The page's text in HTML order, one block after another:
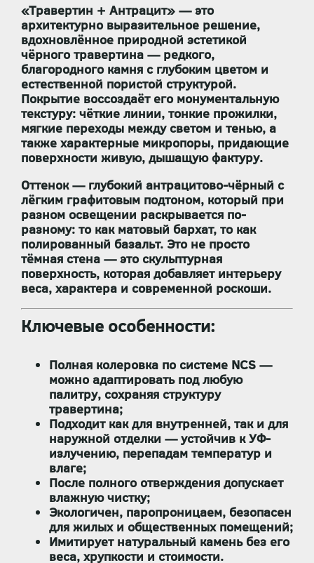
«Травертин + Антрацит» — это
архитектурно выразительное решение,
вдохновлённое природной эстетикой
чёрного травертина — редкого,
благородного камня с глубоким цветом и
естественной пористой структурой.
Покрытие воссоздаёт его монументальную
текстуру: чёткие линии, тонкие прожилки,
мягкие переходы между светом и тенью, а
также характерные микропоры, придающие
поверхности живую, дышащую фактуру.
Оттенок — глубокий антрацитово-чёрный с
лёгким графитовым подтоном, который при
разном освещении раскрывается по-
разному: то как матовый бархат, то как
полированный базальт. Это не просто
тёмная стена — это скульптурная
поверхность, которая добавляет интерьеру
веса, характера и современной роскоши.
Ключевые особенности:
Полная колеровка по системе NCS —
можно адаптировать под любую
палитру, сохраняя структуру
травертина;
Подходит как для внутренней, так и для
наружной отделки — устойчив к УФ-
излучению, перепадам температур и
влаге;
После полного отверждения допускает
влажную чистку;
Экологичен, паропроницаем, безопасен
для жилых и общественных помещений;
Имитирует натуральный камень без его
веса, хрупкости и стоимости.